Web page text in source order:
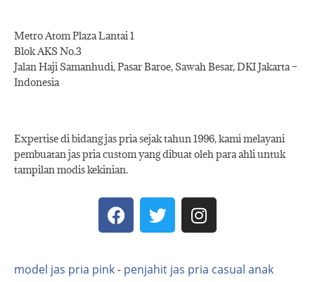
Metro Atom Plaza Lantai 1
Blok AKS No.3
Jalan Haji Samanhudi, Pasar Baroe, Sawah Besar, DKI Jakarta –
Indonesia
Expertise di bidang jas pria sejak tahun 1996, kami melayani
pembuatan jas pria custom yang dibuat oleh para ahli untuk
tampilan modis kekinian.
model jas pria pink- penjahit jas pria casual anak